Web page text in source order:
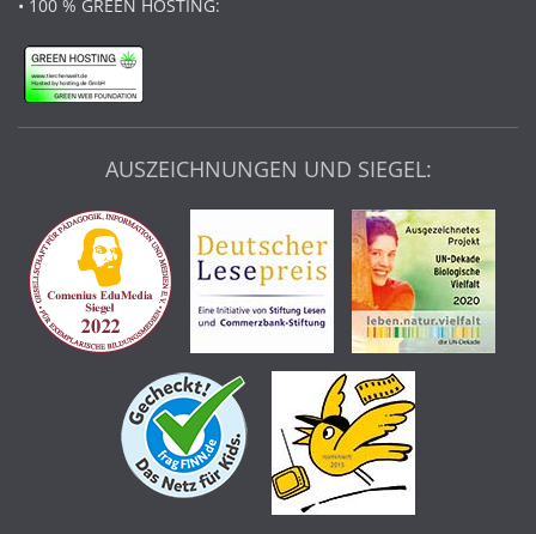
• 100 % GREEN HOSTING:
AUSZEICHNUNGEN UND SIEGEL: